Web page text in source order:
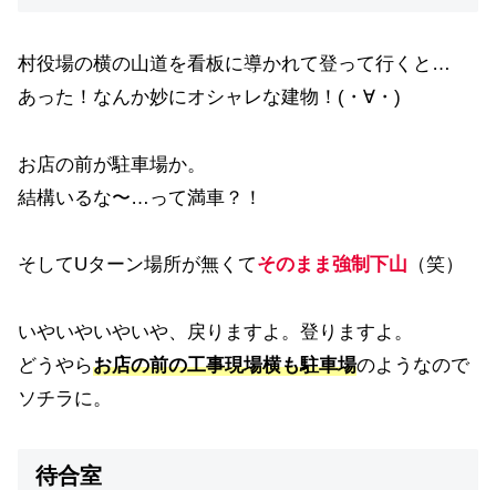
村役場の横の山道を看板に導かれて登って行くと…
あった！なんか妙にオシャレな建物！(・∀・)
お店の前が駐車場か。
結構いるな〜…って満車？！
そしてUターン場所が無くてそのまま強制下山 （笑）
いやいやいやいや、戻りますよ。登りますよ。
どうやらお店の前の工事現場横も駐車場のようなので
ソチラに。
待合室